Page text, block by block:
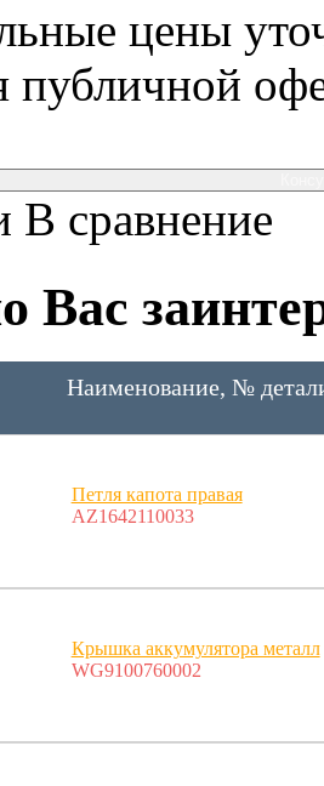
цены
публичной
В сравнение
Вас
Наименование, №
Петля капота правая
AZ1642110033
Крышка аккумулятора металл
WG9100760002